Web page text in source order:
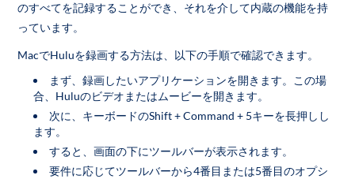
のすべてを記録することができ、それを介して内蔵の機能を持
っています。
MacでHuluを録画する方法は、以下の手順で確認できます。
まず、録画したいアプリケーションを開きます。この場
合、Huluのビデオまたはムービーを開きます。
次に、キーボードのShift + Command + 5キーを長押しし
ます。
すると、画面の下にツールバーが表示されます。
要件に応じてツールバーから4番目または5番目のオプシ